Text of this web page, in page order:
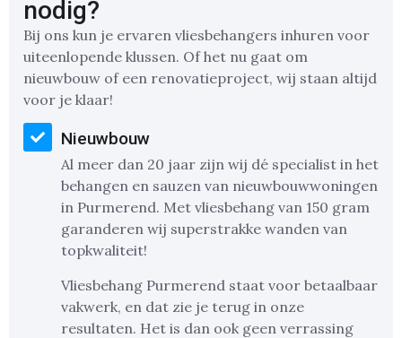
nodig?
Bij ons kun je ervaren vliesbehangers inhuren voor
uiteenlopende klussen. Of het nu gaat om
nieuwbouw of een renovatieproject, wij staan altijd
voor je klaar!
Nieuwbouw
Al meer dan 20 jaar zijn wij dé specialist in het
behangen en sauzen van nieuwbouwwoningen
in Purmerend. Met vliesbehang van 150 gram
garanderen wij superstrakke wanden van
topkwaliteit!
Vliesbehang Purmerend staat voor betaalbaar
vakwerk, en dat zie je terug in onze
resultaten. Het is dan ook geen verrassing